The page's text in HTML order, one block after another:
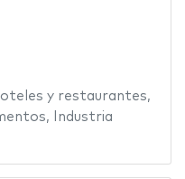
y restaurantes,
,
Industria